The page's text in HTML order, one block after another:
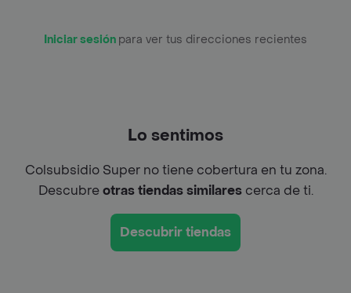
Iniciar sesión para ver tus direcciones recientes
Lo sentimos
Colsubsidio Super no tiene cobertura en tu zona.
Descubreotras tiendas similarescerca de ti.
Descubrir tiendas